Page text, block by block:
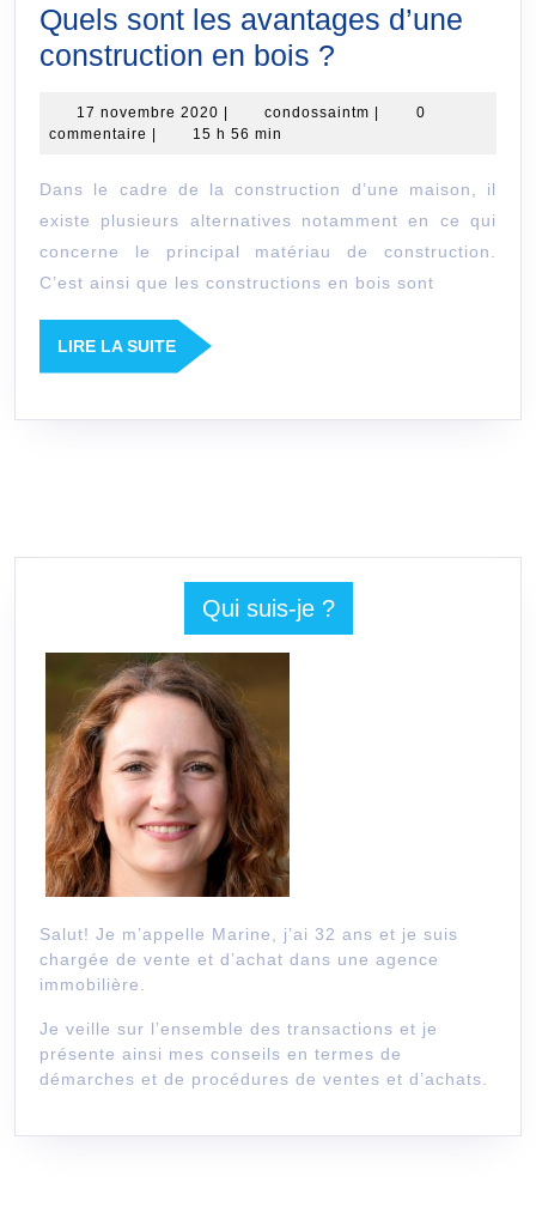
Quels sont les avantages d’une
construction en bois ?
les
d’une
construction
en
17 novembre 2020 17
novembre
| condossaintm condossaintm
|
0
commentaire | 15 h 56 min
Dans le cadre de la construction d’une maison, il
existe plusieurs alternatives notamment en ce qui
concerne le principal matériau de construction.
C’est ainsi que les constructions en bois sont
LIRE LA SUITELIRE
LA
Qui suis-je ?
Salut! Je m’appelle Marine, j’ai 32 ans et je suis
chargée de vente et d’achat dans une agence
immobilière.
Je veille sur l’ensemble des transactions et je
présente ainsi mes conseils en termes de
démarches et de procédures de ventes et d’achats.